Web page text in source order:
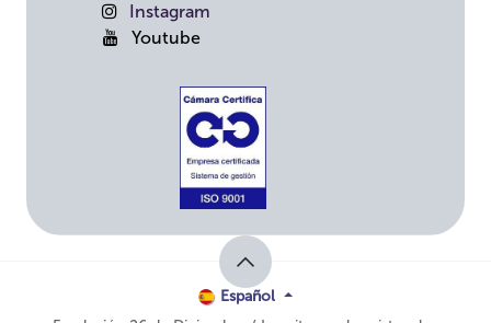
Instagram
Youtube
Español